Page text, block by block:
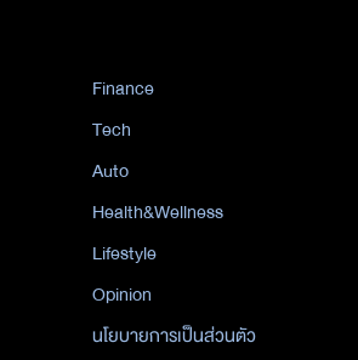
Finance
Tech
Auto
Health&Wellness
Lifestyle
Opinion
นโยบายการเป็นส่วนตัว